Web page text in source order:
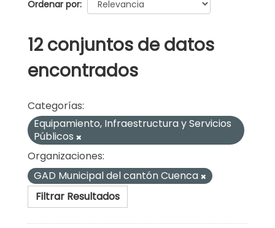
Ordenar por
12 conjuntos de datos
encontrados
Categorías:
Equipamiento, Infraestructura y Servicios
Públicos
Organizaciones:
GAD Municipal del cantón Cuenca
Filtrar Resultados